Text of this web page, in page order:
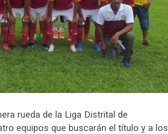
rueda de la Liga Distrital de
equipos que buscarán el título y a los